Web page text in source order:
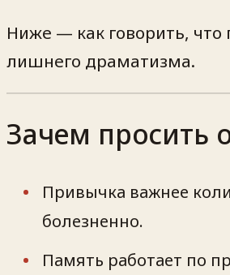
Ниже — как говорить,
лишнего драматизма.
Зачем просить
Привычка важнее
болезненно.
Память работает по